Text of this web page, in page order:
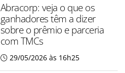
Abracorp: veja o que os
ganhadores têm a dizer
sobre o prêmio e parceria
com TMCs
29/05/2026 às 16h25